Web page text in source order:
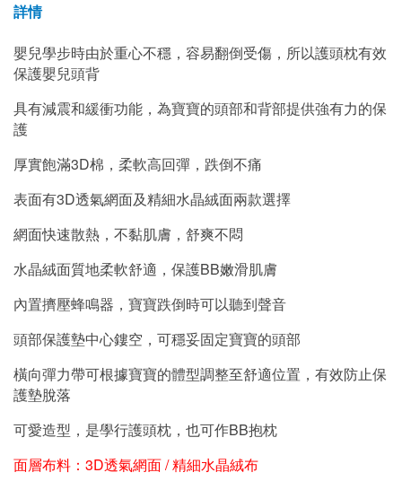
詳情
嬰兒學步時由於重心不穩，容易翻倒受傷，所以護頭枕有效
保護嬰兒頭背
具有減震和緩衝功能，為寶寶的頭部和背部提供強有力的保
護
厚實飽滿3D棉，柔軟高回彈，跌倒不痛
表面有3D透氣網面及精細水晶絨面兩款選擇
網面快速散熱，不黏肌膚，舒爽不悶
水晶絨面質地柔軟舒適，保護BB嫩滑肌膚
內置擠壓蜂鳴器，寶寶跌倒時可以聽到聲音
頭部保護墊中心鏤空，可穩妥固定寶寶的頭部
橫向彈力帶可根據寶寶的體型調整至舒適位置，有效防止保
護墊脫落
可愛造型，是學行護頭枕，也可作BB抱枕
面層布料： 3D透氣網面 /精細水晶絨布